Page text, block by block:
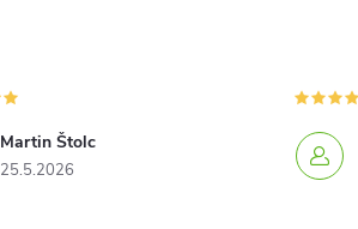
Martin Štolc
25.5.2026